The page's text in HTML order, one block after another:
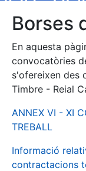
Mostra/Amaga
Mostra/Amaga
Borses
En aquesta
convocatòries
s'ofereixen des
Timbre - Reial
ANNEX VI - XI
TREBALL
Informació
contractacions